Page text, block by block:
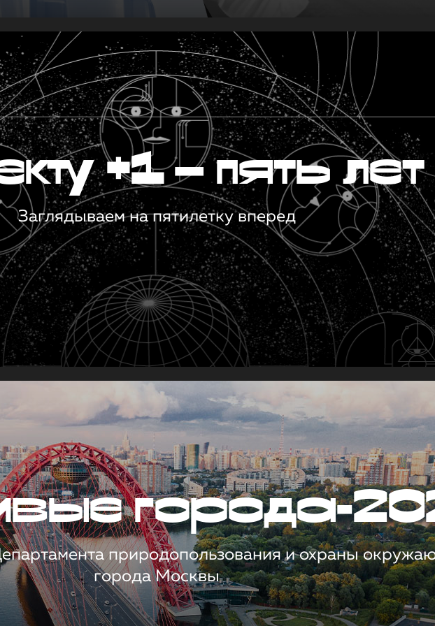
+1 — пять лет
Заглядываем на пятилетку вперед
города-
природопользования и охраны
города Москвы